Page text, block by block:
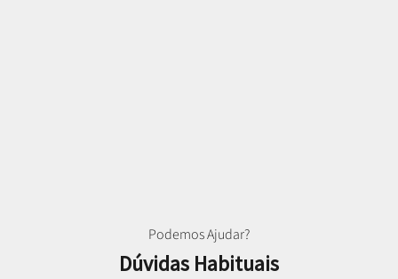
Podemos Ajudar?
Dúvidas Habituais